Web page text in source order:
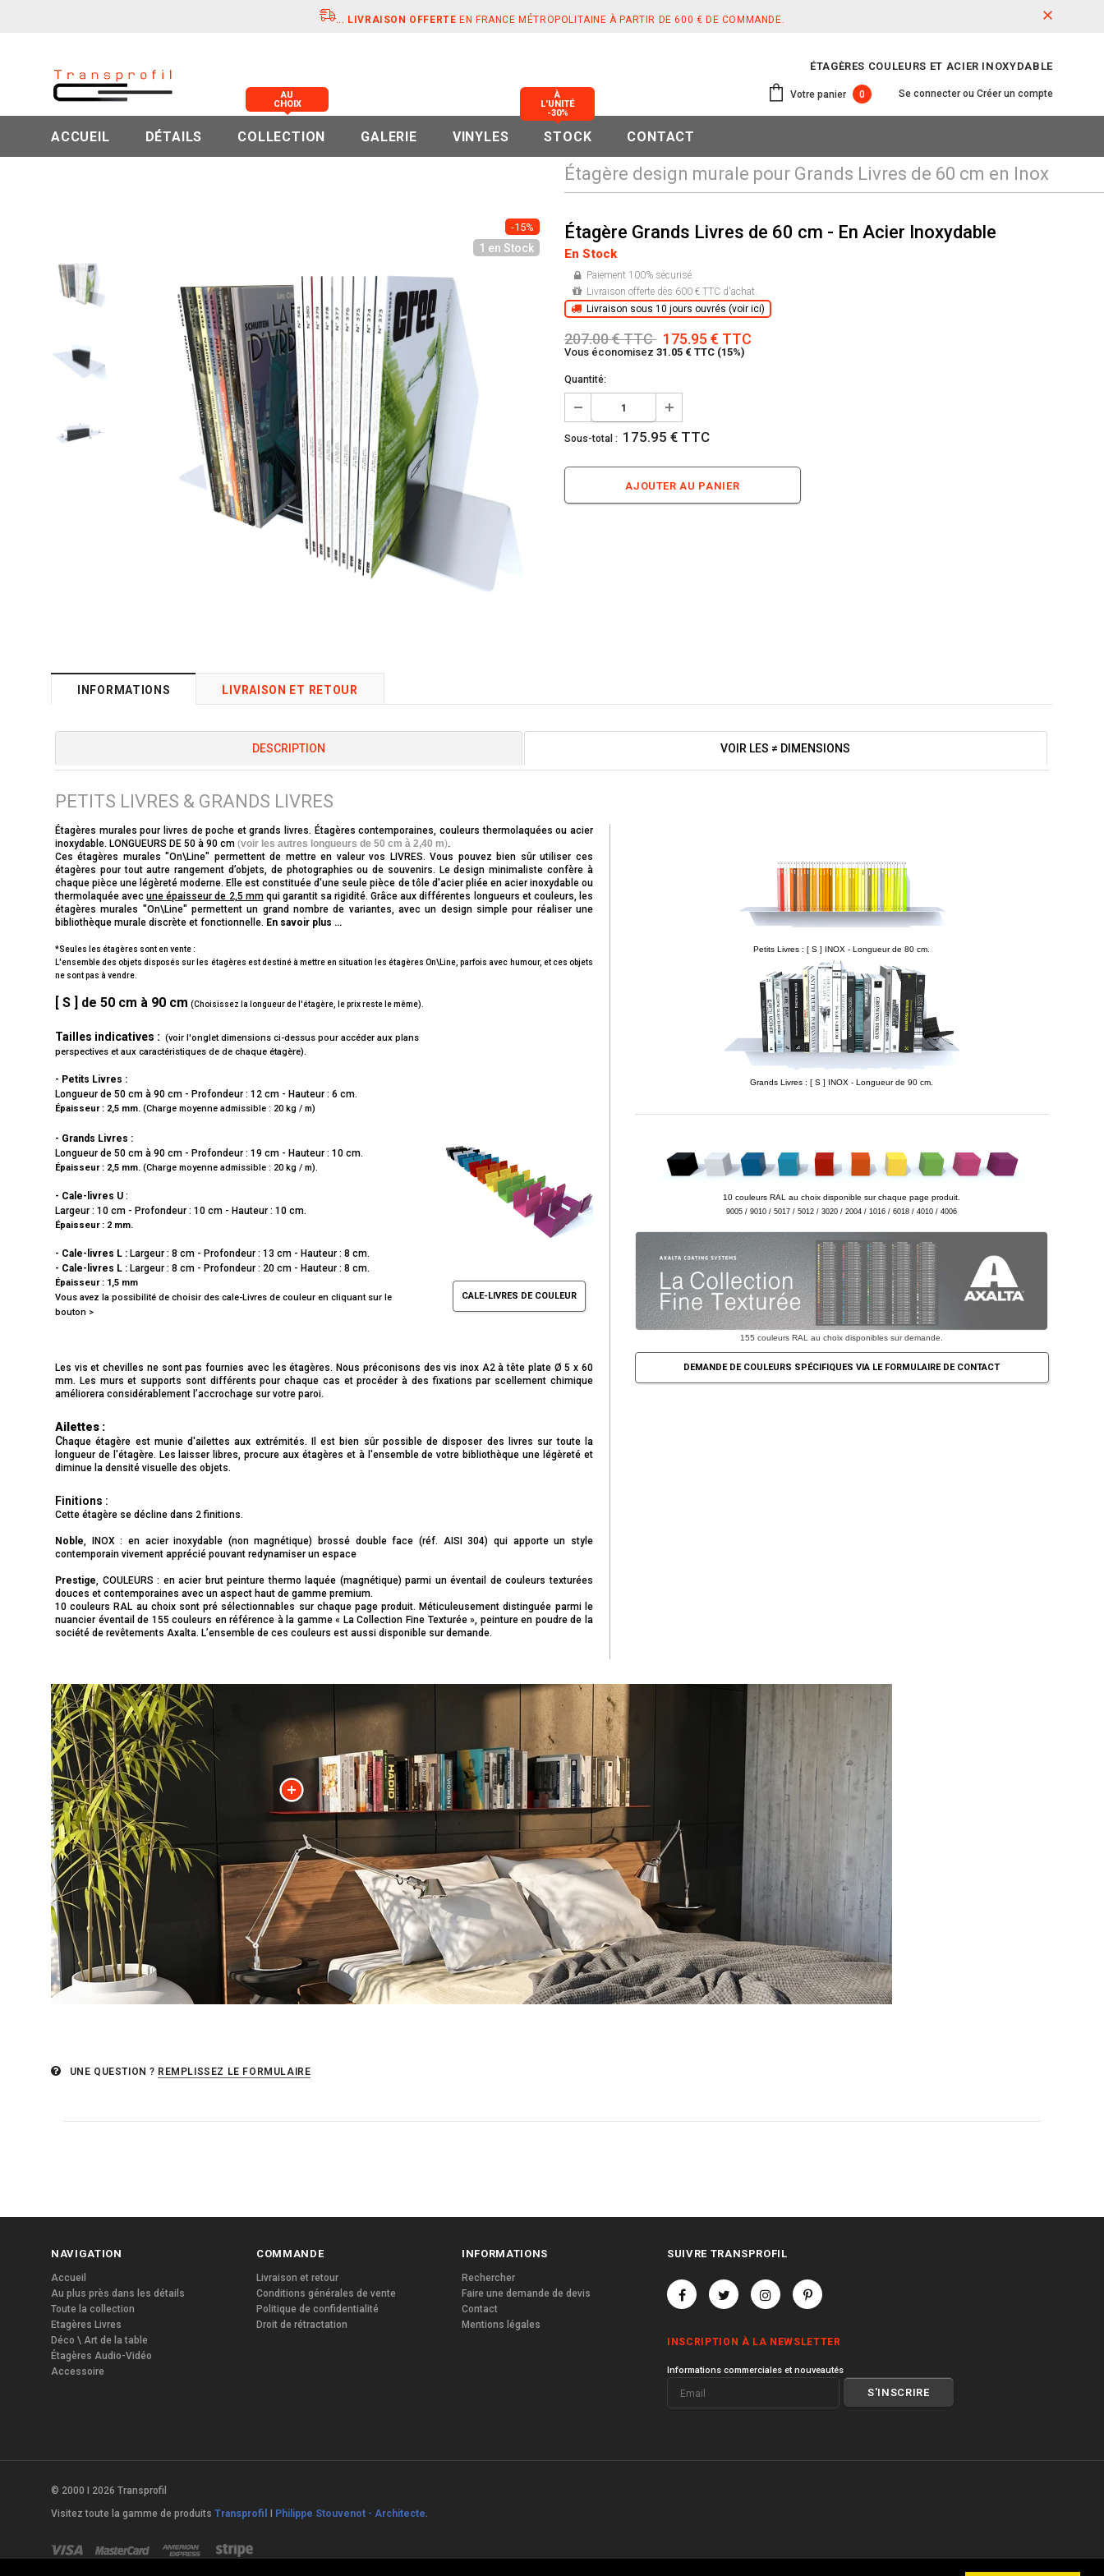
... LIVRAISON OFFERTE EN FRANCE MÉTROPOLITAINE À PARTIR DE 600 € DE COMMANDE.
ÉTAGÈRES COULEURS ET ACIER INOXYDABLE
Votre panier 0 Se connecter ou Créer un compte
ACCUEIL DÉTAILS COLLECTION
AU
CHOIX
GALERIE VINYLES STOCK
À
L'UNITÉ
-30%
CONTACT
Étagère design murale pour Grands Livres de 60 cm en Inox
-15%
1 en Stock
Étagère Grands Livres de 60 cm - En Acier Inoxydable
En Stock
Paiement 100% sécurisé.
Livraison offerte dès 600 € TTC d'achat.
Livraison sous 10 jours ouvrés (voir ici)
207.00 € TTC 175.95 € TTC
Vous économisez 31.05 € TTC (15%)
Quantité:
Sous-total : 175.95 € TTC
INFORMATIONS LIVRAISON ET RETOUR
DESCRIPTION VOIR LES ≠ DIMENSIONS
PETITS LIVRES & GRANDS LIVRES
Étagères murales pour livres de poche et grands livres. Étagères contemporaines, couleurs thermolaquées ou acier
inoxydable. LONGUEURS DE 50 à 90 cm (voir les autres longueurs de 50 cm à 2,40 m).
Ces étagères murales "On\Line" permettent de mettre en valeur vos LIVRES. Vous pouvez bien sûr utiliser ces
étagères pour tout autre rangement d’objets, de photographies ou de souvenirs. Le design minimaliste confère à
chaque pièce une légèreté moderne. Elle est constituée d'une seule pièce de tôle d'acier pliée en acier inoxydable ou
thermolaquée avecune épaisseur de 2,5 mmqui garantit sa rigidité. Grâce aux différentes longueurs et couleurs, les
étagères murales "On\Line" permettent un grand nombre de variantes, avec un design simple pour réaliser une
bibliothèque murale discrète et fonctionnelle. En savoir plus …
*Seules les étagères sont en vente :
L'ensemble des objets disposés sur les étagères est destiné à mettre en situation les étagères On\Line, parfois avec humour, et ces objets
ne sont pas à vendre.
[ S ] de 50 cm à 90 cm (Choisissez la longueur de l'étagère, le prix reste le même).
Tailles indicatives : (voir l'onglet dimensions ci-dessus pour accéder aux plans
perspectives et aux caractéristiques de de chaque étagère).
- Petits Livres :
Longueur de 50 cm à 90 cm - Profondeur : 12 cm - Hauteur : 6 cm.
Épaisseur : 2,5 mm. (Charge moyenne admissible : 20 kg / m)
- Grands Livres :
Longueur de 50 cm à 90 cm - Profondeur : 19 cm - Hauteur : 10 cm.
Épaisseur : 2,5 mm. (Charge moyenne admissible : 20 kg / m).
- Cale-livres U :
Largeur : 10 cm - Profondeur : 10 cm - Hauteur : 10 cm.
Épaisseur : 2 mm.
- Cale-livres L : Largeur : 8 cm - Profondeur : 13 cm - Hauteur : 8 cm.
- Cale-livres L : Largeur : 8 cm - Profondeur : 20 cm - Hauteur : 8 cm.
Épaisseur : 1,5 mm
Vous avez la possibilité de choisir des cale-Livres de couleur en cliquant sur le
bouton >
CALE-LIVRES DE COULEUR
Les vis et chevilles ne sont pas fournies avec les étagères. Nous préconisons des vis inox A2 à tête plate Ø 5 x 60
mm. Les murs et supports sont différents pour chaque cas et procéder à des fixations par scellement chimique
améliorera considérablement l’accrochage sur votre paroi.
Ailettes :
Chaque étagère est munie d'ailettes aux extrémités. Il est bien sûr possible de disposer des livres sur toute la
longueur de l'étagère. Les laisser libres, procure aux étagères et à l'ensemble de votre bibliothèque une légèretéet
diminue la densité visuelle des objets.
Finitions :
Cette étagère se décline dans 2 finitions.
Noble, INOX : en acier inoxydable (non magnétique) brossé double face (réf. AISI 304) qui apporte un style
contemporain vivement apprécié pouvant redynamiser un espace
Prestige, COULEURS : en acier brut peinture thermo laquée (magnétique) parmi un éventail de couleurs texturées
douces et contemporaines avec un aspect haut de gamme premium.
10 couleurs RAL au choix sont pré sélectionnables sur chaque page produit. Méticuleusement distinguée parmi le
nuancier éventail de 155 couleurs en référence à la gamme « La Collection Fine Texturée », peinture en poudre de la
société de revêtements Axalta. L’ensemble de ces couleurs est aussi disponible sur demande.
Petits Livres : [ S ] INOX - Longueur de 80 cm.
Grands Livres : [ S ] INOX - Longueur de 90 cm.
10 couleurs RAL au choix disponible sur chaque page produit.
9005 / 9010 / 5017 / 5012 / 3020 / 2004 / 1016 / 6018 / 4010 / 4006
155 couleurs RAL au choix disponibles sur demande.
DEMANDE DE COULEURS SPÉCIFIQUES VIA LE FORMULAIRE DE CONTACT
UNE QUESTION ? REMPLISSEZ LE FORMULAIRE
NAVIGATION
Accueil
Au plus près dans les détails
Toute la collection
Etagères Livres
Déco \ Art de la table
Étagères Audio-Vidéo
Accessoire
COMMANDE
Livraison et retour
Conditions générales de vente
Politique de confidentialité
Droit de rétractation
INFORMATIONS
Rechercher
Faire une demande de devis
Contact
Mentions légales
SUIVRE TRANSPROFIL
INSCRIPTION À LA NEWSLETTER
Informations commerciales et nouveautés
© 2000 I 2026 Transprofil
Visitez toute la gamme de produits Transprofil Philippe Stouvenot - Architecte.